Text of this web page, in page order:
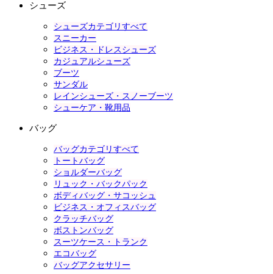
シューズ
シューズカテゴリすべて
スニーカー
ビジネス・ドレスシューズ
カジュアルシューズ
ブーツ
サンダル
レインシューズ・スノーブーツ
シューケア・靴用品
バッグ
バッグカテゴリすべて
トートバッグ
ショルダーバッグ
リュック・バックパック
ボディバッグ・サコッシュ
ビジネス・オフィスバッグ
クラッチバッグ
ボストンバッグ
スーツケース・トランク
エコバッグ
バッグアクセサリー